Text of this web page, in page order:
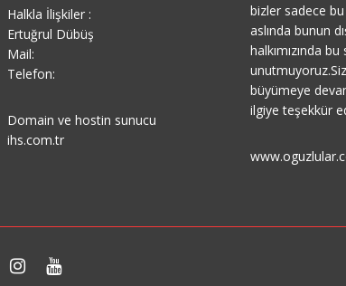
Halkla İlişkiler :
Ertuğrul Dübüş
Mail:
Telefon:
Domain ve hostin sunucu
ihs.com.tr
bizler sadece
aslında bunun
halkımızında
büyümeye
ilgiye teşekkür